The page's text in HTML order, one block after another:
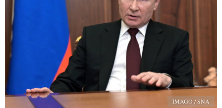
IMAGO / SNA